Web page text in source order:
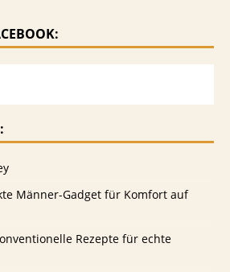
Männer-Gadget für Komfort auf
Rezepte für echte